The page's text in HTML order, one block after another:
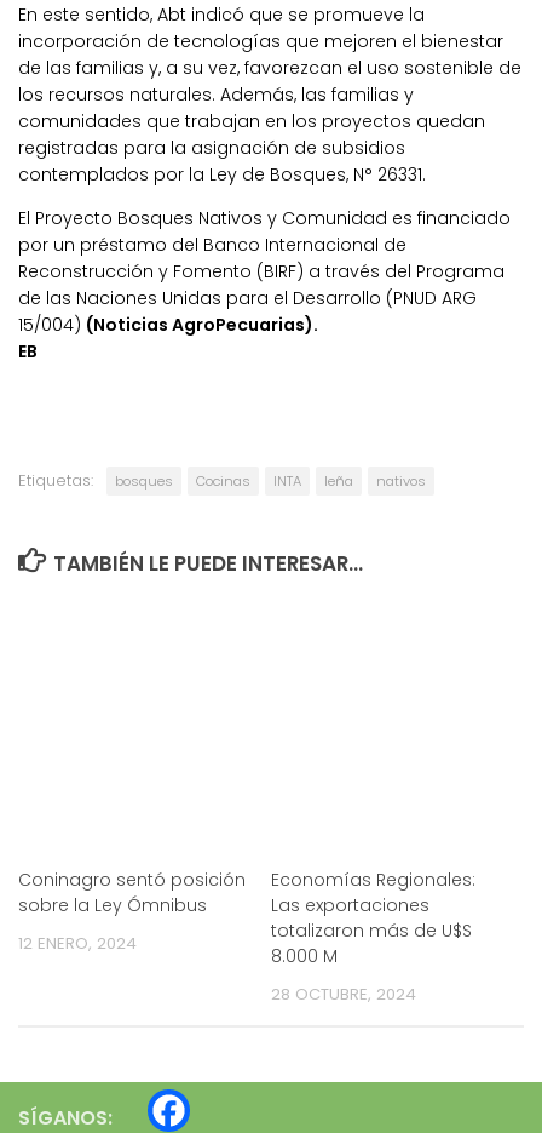
En este sentido, Abt indicó que se promueve la
incorporación de tecnologías que mejoren el bienestar
de las familias y, a su vez, favorezcan el uso sostenible de
los recursos naturales. Además, las familias y
comunidades que trabajan en los proyectos quedan
registradas para la asignación de subsidios
contemplados por la Ley de Bosques, N° 26331.
El Proyecto Bosques Nativos y Comunidad es financiado
por un préstamo del Banco Internacional de
Reconstrucción y Fomento (BIRF) a través del Programa
de las Naciones Unidas para el Desarrollo (PNUD ARG
15/004) (Noticias AgroPecuarias).
EB
Etiquetas: bosques Cocinas INTA leña nativos
TAMBIÉN LE PUEDE INTERESAR...
Coninagro sentó posición
sobre la Ley Ómnibus
12 ENERO, 2024
Economías Regionales:
Las exportaciones
totalizaron más de U$S
8.000 M
28 OCTUBRE, 2024
SÍGANOS: